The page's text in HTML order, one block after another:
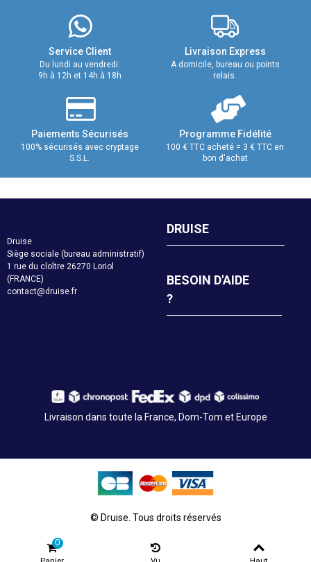
Service Client
Du lundi au vendredi:
9h à 12h et 14h à 18h
Livraison Express
A domicile, bureau ou points
relais.
Paiements Sécurisés
100% sécurisés avec cryptage
S.S.L.
Programme Fidélité
100 € TTC acheté = 3 € TTC en
bon d'achat
Druise
Siège sociale (bureau administratif)
1 rue du cloître 26270 Loriol
(FRANCE)
contact@druise.fr
DRUISE
BESOIN D'AIDE
?
Livraison dans toute la France, Dom-Tom et Europe
© Druise. Tous droits réservés
0